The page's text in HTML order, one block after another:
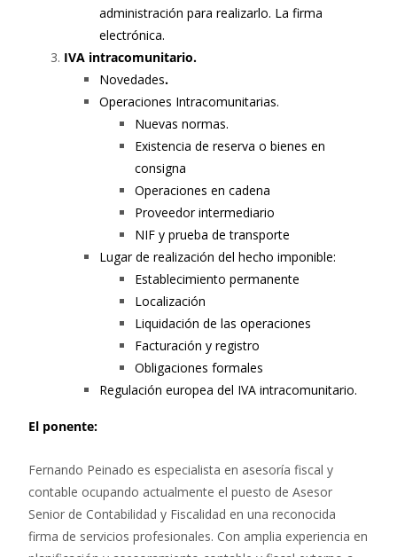
administración para realizarlo. La firma
electrónica.
IVA intracomunitario.
Novedades.
Operaciones Intracomunitarias.
Nuevas normas.
Existencia de reserva o bienes en
consigna
Operaciones en cadena
Proveedor intermediario
NIF y prueba de transporte
Lugar de realización del hecho imponible:
Establecimiento permanente
Localización
Liquidación de las operaciones
Facturación y registro
Obligaciones formales
Regulación europea del IVA intracomunitario.
El ponente:
Fernando Peinado es especialista en asesoría fiscal y
contable ocupando actualmente el puesto de Asesor
Senior de Contabilidad y Fiscalidad en una reconocida
firma de servicios profesionales. Con amplia experiencia en